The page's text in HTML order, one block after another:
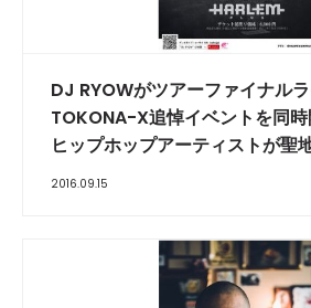
DJ RYOWがツアーファイナル
TOKONA-X追悼イベントを同
ヒップホップアーティストが聖
2016.09.15